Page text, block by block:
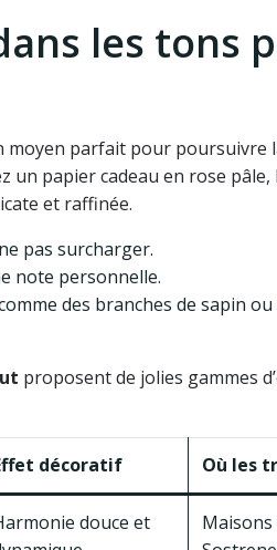
les tons
parfait pour poursuivre
un papier cadeau en rose
et raffinée.
pas surcharger.
note personnelle.
des branches de sapin
proposent de jolies gammes
décoratif Où les
douce et
Maisons